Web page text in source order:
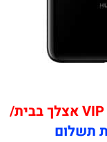
מבצע! אופציה שירות התקנה VIP אצלך בבית/
תשלום